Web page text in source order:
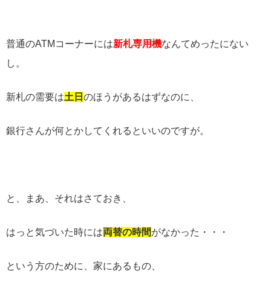
普通のATM コーナーには新札専用機なんてめったにない
し。
新札の需要は土日 のほうがあるはずなのに、
銀行さんが何とかしてくれるといいのですが。
と、まあ、それはさておき、
はっと気づいた時には両替の時間がなかった・・・
という方のために、家にあるもの、